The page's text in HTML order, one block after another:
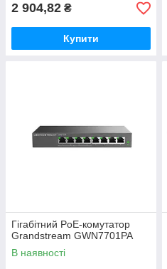
2 904,82 ₴
Купити
Гігабітний PoE-комутатор
Grandstream GWN7701PA
В наявності